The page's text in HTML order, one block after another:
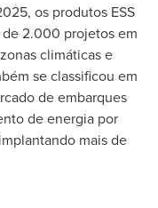
os produtos ESS
2.000 projetos em
climáticas e
se classificou em
de embarques
de energia por
mais de